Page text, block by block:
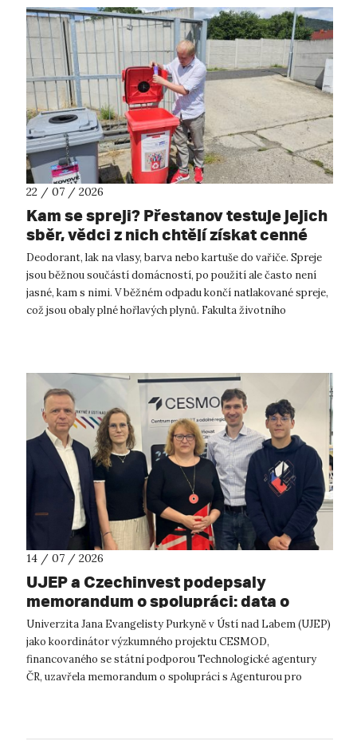
22 / 07 / 2026
Kam se spreji? Přestanov testuje jejich
sběr, vědci z nich chtějí získat cenné
kovy
Deodorant, lak na vlasy, barva nebo kartuše do vařiče. Spreje
jsou běžnou součástí domácností, po použití ale často není
jasné, kam s nimi. V běžném odpadu končí natlakované spreje,
což jsou obaly plné hořlavých plynů. Fakulta životního
14 / 07 / 2026
UJEP a Czechinvest podepsaly
memorandum o spolupráci: data o
podnikatelském prostředí posílí
výzkum CESMOD
Univerzita Jana Evangelisty Purkyně v Ústí nad Labem (UJEP)
jako koordinátor výzkumného projektu CESMOD,
financovaného se státní podporou Technologické agentury
ČR, uzavřela memorandum o spolupráci s Agenturou pro